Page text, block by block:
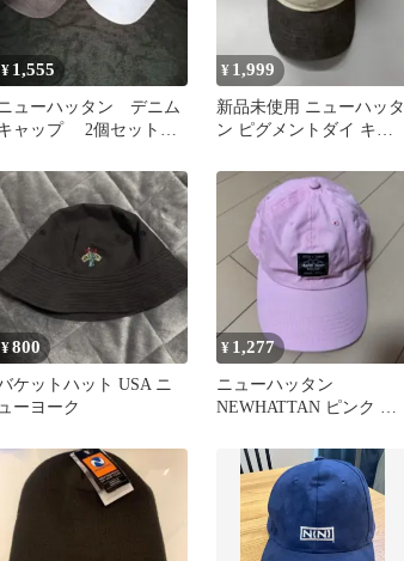
¥ 1,555
ューハッタン デニム
ャップ 2個セット
¥ 1,999
新品未使用 ニューハッタ
ン ピグメントダイ キャ
ド黒
¥800
ケットハット USA ニ
ューヨーク
¥ 1,277
ニューハッタン
NEWHATTAN ピンク キ
ップ